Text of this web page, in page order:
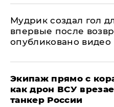
Мудрик создал гол
впервые после
опубликовано видео
Экипаж прямо с
как дрон ВСУ
танкер России